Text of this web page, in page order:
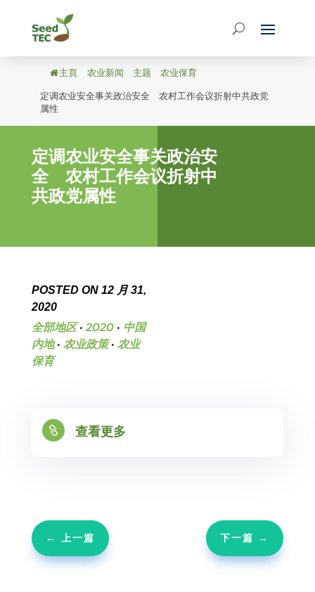
主頁 农业新闻 主题 农业保育
定调农业安全事关政治安全 农村工作会议折射中共政党
属性
定调农业安全事关政治安
全 农村工作会议折射中
共政党属性
POSTED ON 12 月 31,
2020
全部地区·2020· 中国
内地· 农业政策· 农业
保育
 查看更多
← 上一篇 下一篇 →